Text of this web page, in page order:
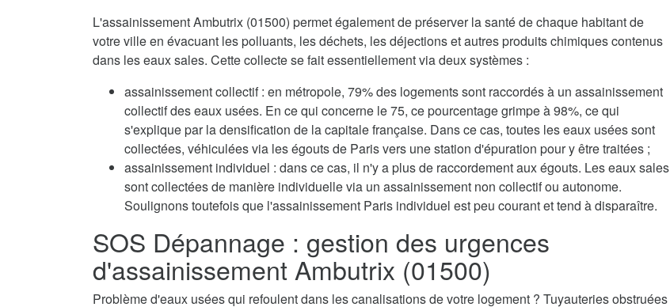
L'assainissement Ambutrix (01500) permet également de préserver la santé de chaque habitant de
votre ville en évacuant les polluants, les déchets, les déjections et autres produits chimiques contenus
dans les eaux sales. Cette collecte se fait essentiellement via deux systèmes :
assainissement collectif : en métropole, 79% des logements sont raccordés à un assainissement
collectif des eaux usées. En ce qui concerne le 75, ce pourcentage grimpe à 98%, ce qui
s'explique par la densification de la capitale française. Dans ce cas, toutes les eaux usées sont
collectées, véhiculées via les égouts de Paris vers une station d'épuration pour y être traitées ;
assainissement individuel : dans ce cas, il n'y a plus de raccordement aux égouts. Les eaux sales
sont collectées de manière individuelle via un assainissement non collectif ou autonome.
Soulignons toutefois que l'assainissement Paris individuel est peu courant et tend à disparaître.
SOS Dépannage : gestion des urgences
d'assainissement Ambutrix (01500)
Problème d'eaux usées qui refoulent dans les canalisations de votre logement ? Tuyauteries obstruées